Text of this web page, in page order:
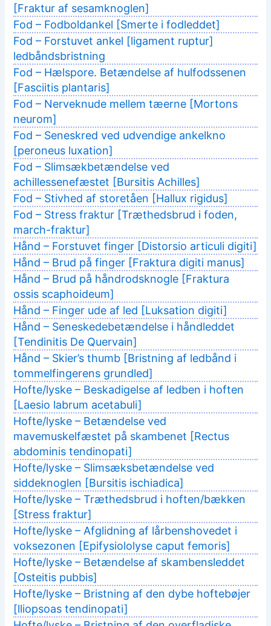
[Fraktur af sesamknoglen]
Fod – Fodboldankel [Smerte i fodleddet]
Fod – Forstuvet ankel [ligament ruptur]
ledbåndsbristning
Fod – Hælspore. Betændelse af hulfodssenen
[Fasciitis plantaris]
Fod – Nerveknude mellem tæerne [Mortons
neurom]
Fod – Seneskred ved udvendige ankelkno
[peroneus luxation]
Fod – Slimsækbetændelse ved
achillessenefæstet [Bursitis Achilles]
Fod – Stivhed af storetåen [Hallux rigidus]
Fod – Stress fraktur [Træthedsbrud i foden,
march-fraktur]
Hånd – Forstuvet finger [Distorsio articuli digiti]
Hånd – Brud på finger [Fraktura digiti manus]
Hånd – Brud på håndrodsknogle [Fraktura
ossis scaphoideum]
Hånd – Finger ude af led [Luksation digiti]
Hånd – Seneskedebetændelse i håndleddet
[Tendinitis De Quervain]
Hånd – Skier’s thumb [Bristning af ledbånd i
tommelfingerens grundled]
Hofte/lyske – Beskadigelse af ledben i hoften
[Laesio labrum acetabuli]
Hofte/lyske – Betændelse ved
mavemuskelfæstet på skambenet [Rectus
abdominis tendinopati]
Hofte/lyske – Slimsæksbetændelse ved
siddeknoglen [Bursitis ischiadica]
Hofte/lyske – Træthedsbrud i hoften/bækken
[Stress fraktur]
Hofte/lyske – Afglidning af lårbenshovedet i
voksezonen [Epifysiololyse caput femoris]
Hofte/lyske – Betændelse af skambensleddet
[Osteitis pubbis]
Hofte/lyske – Bristning af den dybe hoftebøjer
[lliopsoas tendinopati]